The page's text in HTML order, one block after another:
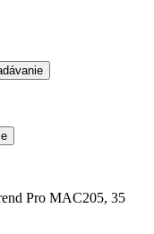
Pro MAC205, 35